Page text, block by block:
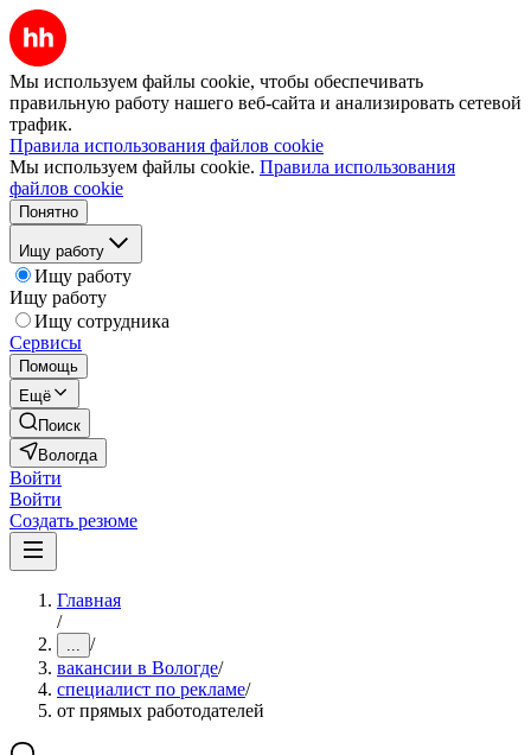
Мы используем файлы cookie, чтобы обеспечивать
правильную работу нашего веб-сайта и анализировать сетевой
трафик.
Правила использования файлов cookie
Мы используем файлы cookie. Правила использования
файлов cookie
Понятно
Ищу работу
Ищу работу
Ищу работу
Ищу сотрудника
Сервисы
Помощь
Ещё
Поиск
Вологда
Войти
Войти
Создать резюме
Главная
/
... /
вакансии в Вологде/
специалист по рекламе/
от прямых работодателей